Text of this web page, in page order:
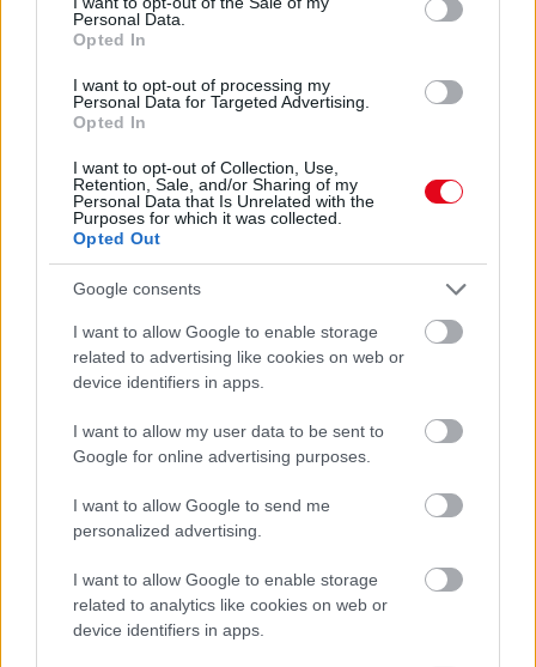
Personal Data.
Opted In
I want to opt-out of processing my
Personal Data for Targeted Advertising.
Opted In
I want to opt-out of Collection, Use,
Retention, Sale, and/or Sharing of my
Personal Data that Is Unrelated with the
Purposes for which it was collected.
Opted Out
Google consents
I want to allow Google to enable storage
related to advertising like cookies on web or
device identifiers in apps.
I want to allow my user data to be sent to
Google for online advertising purposes.
I want to allow Google to send me
personalized advertising.
I want to allow Google to enable storage
related to analytics like cookies on web or
device identifiers in apps.
Ha ezt érzed evés után, a szervezeted fontos dologra
próbál figyelmeztetni